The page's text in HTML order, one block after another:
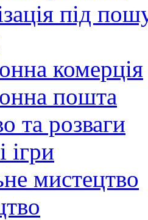
під
комерція
пошта
та розваги
ігри
мистецтво